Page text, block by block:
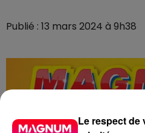
Publié : 13 mars 2024 à 9h38
Le respect de